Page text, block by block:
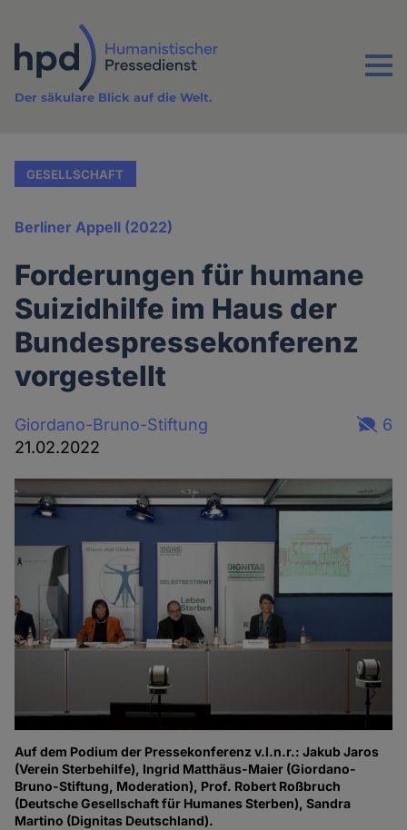
Inhalt
Menu
Der säkulare Blick auf die Welt.
GESELLSCHAFT
Berliner Appell (2022)
Forderungen für humane
Suizidhilfe im Haus der
Bundespressekonferenz
vorgestellt
Giordano-Bruno-Stiftung
21.02.2022
6
Auf dem Podium der Pressekonferenz v.l.n.r.: Jakub Jaros
(Verein Sterbehilfe), Ingrid Matthäus-Maier (Giordano-
Bruno-Stiftung, Moderation), Prof. Robert Roßbruch
(Deutsche Gesellschaft für Humanes Sterben), Sandra
Martino (Dignitas Deutschland).